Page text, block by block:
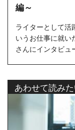
編～
ライターとして活
いうお仕事に就い
さんにインタビュ
あわせて読み